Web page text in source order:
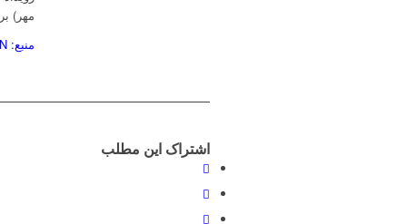
مهر)
منبع: IGN
اشتراک این مطلب